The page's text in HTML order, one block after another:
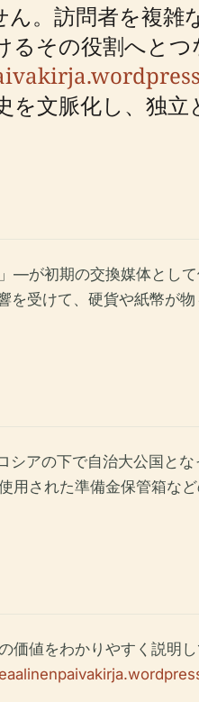
。訪問者を複雑
その役割へとつ
文脈化し、独立
—が初期の交換媒体とし
受けて、硬貨や紙幣が
シアの下で自治大公国と
用された準備金保管箱な
値をわかりやすく説明